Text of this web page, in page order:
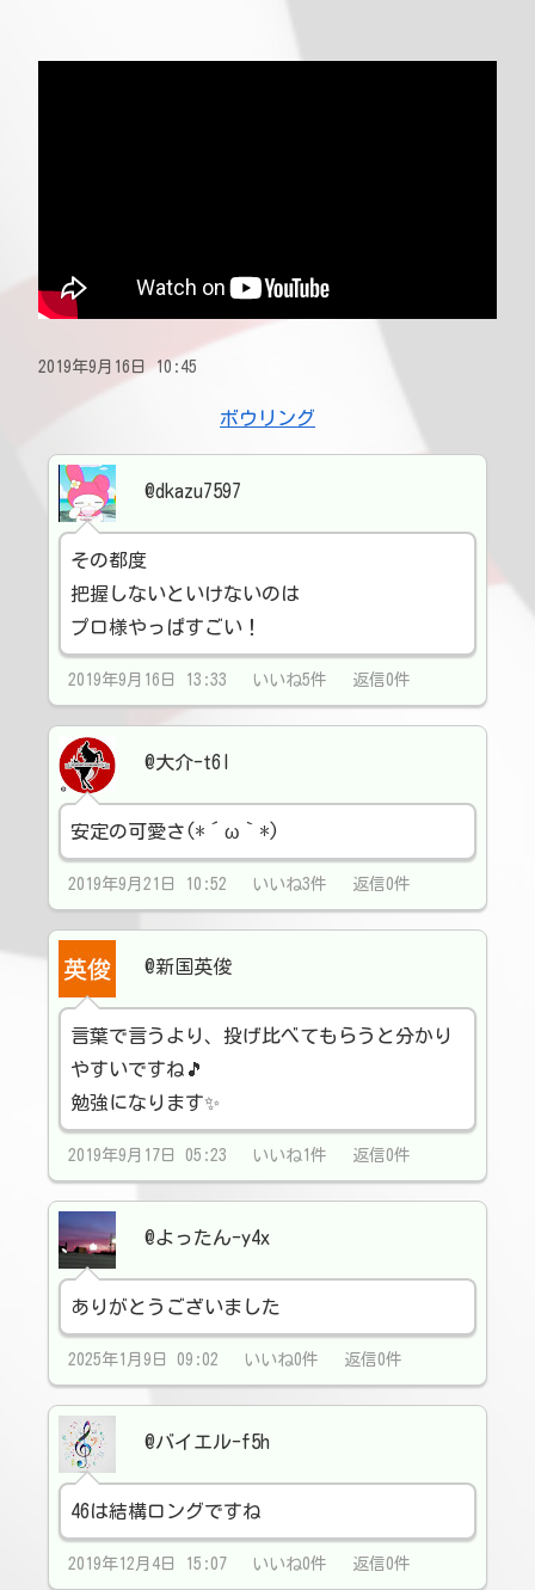
2019年9月16日 10:45
ボウリング
@dkazu7597
その都度
把握しないといけないのは
プロ様やっぱすごい！
2019年9月16日 13:33 いいね5件 返信0件
@大介-t6l
安定の可愛さ(*´ω｀*)
2019年9月21日 10:52 いいね3件 返信0件
@新国英俊
言葉で言うより、投げ比べてもらうと分かり
やすいですね🎵
勉強になります✨
2019年9月17日 05:23 いいね1件 返信0件
@よったん-y4x
ありがとうございました
2025年1月9日 09:02 いいね0件 返信0件
@バイエル-f5h
46は結構ロングですね
2019年12月4日 15:07 いいね0件 返信0件